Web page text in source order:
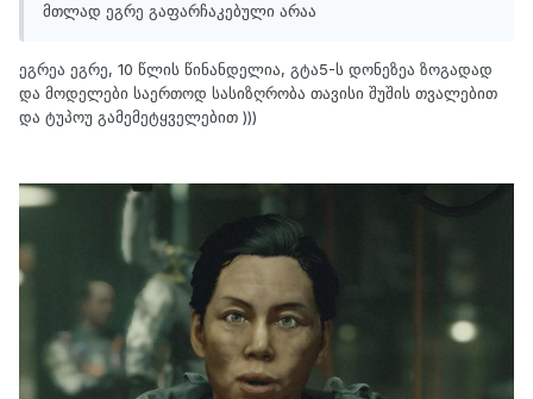
მთლად ეგრე გაფარჩაკებული არაა
ეგრეა ეგრე, 10 წლის წინანდელია, გტა5-ს დონეზეა ზოგადად
და მოდელები საერთოდ სასიზღრობა თავისი შუშის თვალებით
და ტუპოუ გამემეტყველებით )))